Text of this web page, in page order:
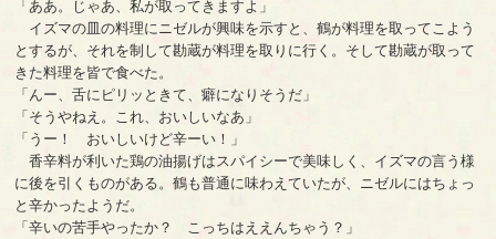
「ああ。じゃあ、私が取ってきますよ」
イズマの皿の料理にニゼルが興味を示すと、鶴が料理を取ってこよう
とするが、それを制して勘蔵が料理を取りに行く。そして勘蔵が取って
きた料理を皆で食べた。
「んー、舌にピリッときて、癖になりそうだ」
「そうやねえ。これ、おいしいなあ」
「うー！ おいしいけど辛ーい！」
香辛料が利いた鶏の油揚げはスパイシーで美味しく、イズマの言う様
に後を引くものがある。鶴も普通に味わえていたが、ニゼルにはちょっ
と辛かったようだ。
「辛いの苦手やったか？ こっちはええんちゃう？」